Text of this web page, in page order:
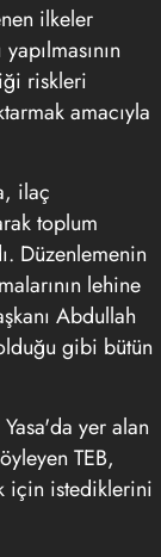
ilkeler
riskleri
amacıyla
ilaç
toplum
Düzenlemenin
lehine
Abdullah
gibi bütün
yer alan
TEB,
için istediklerini